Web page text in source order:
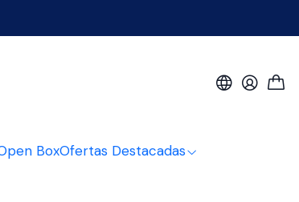
BoxOfertas Destacadas
BK + Funda
Bilbao BIL-